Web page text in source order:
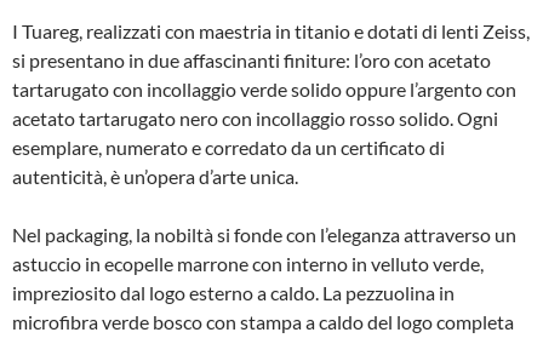
I Tuareg, realizzati con maestria in titanio e dotati di lenti Zeiss,
si presentano in due affascinanti finiture: l’oro con acetato
tartarugato con incollaggio verde solido oppure l’argento con
acetato tartarugato nero con incollaggio rosso solido. Ogni
esemplare, numerato e corredato da un certificato di
autenticità, è un’opera d’arte unica.
Nel packaging, la nobiltà si fonde con l’eleganza attraverso un
astuccio in ecopelle marrone con interno in velluto verde,
impreziosito dal logo esterno a caldo. La pezzuolina in
microfibra verde bosco con stampa a caldo del logo completa